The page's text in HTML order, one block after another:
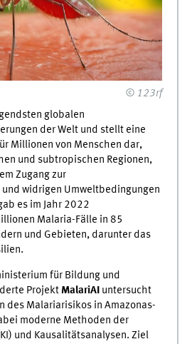
© 123rf
globalen
der Welt und stellt eine
Millionen von Menschen dar,
und subtropischen Regionen,
Zugang zur
widrigen Umweltbedingungen
es im Jahr 2022
Malaria-Fälle in 85
und Gebieten, darunter das
für Bildung und
ProjektMalariAI untersucht
des Malariarisikos in Amazonas-
moderne Methoden der
und Kausalitätsanalysen. Ziel